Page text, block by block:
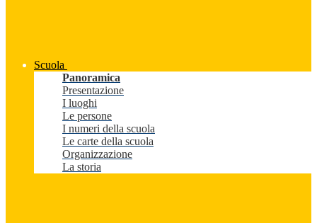
Scuola
Panoramica
Presentazione
I luoghi
Le persone
I numeri della scuola
Le carte della scuola
Organizzazione
La storia